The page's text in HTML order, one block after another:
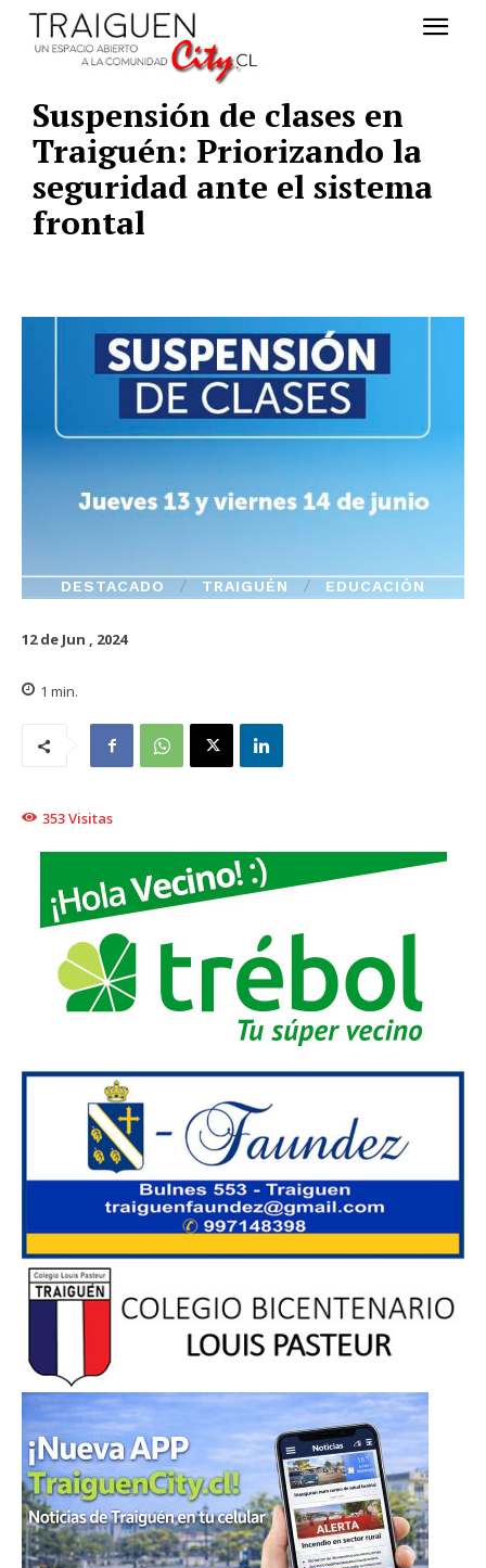
Suspensión de clases en
Traiguén: Priorizando la
seguridad ante el sistema
frontal
DESTACADO TRAIGUÉN EDUCACIÓN
12 de Jun , 2024
1 min.
353Visitas